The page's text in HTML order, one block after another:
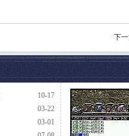
下
10-17
03-22
03-01